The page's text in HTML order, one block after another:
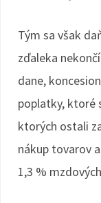
Tým sa však
zďaleka
dane,
poplatky, ktoré
ktorých ostali
nákup tovarov
1,3 %